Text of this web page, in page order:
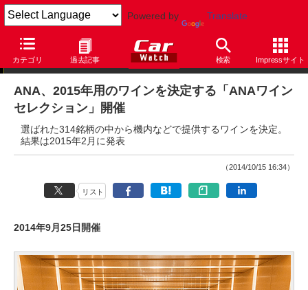
Powered by Translate
カテゴリ 過去記事 検索 Impressサイト
ニュース
ANA、2015年用のワインを決定する「ANAワイン
セレクション」開催
選ばれた314銘柄の中から機内などで提供するワインを決定。
結果は2015年2月に発表
（2014/10/15 16:34）
リスト
2014年9月25日開催